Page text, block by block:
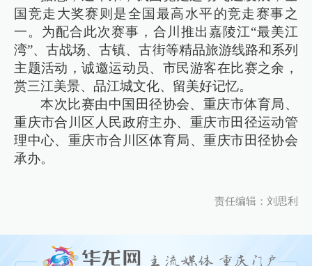
国竞走大奖赛则是全国最高水平的竞走赛事之
一。为配合此次赛事，合川推出嘉陵江“最美江
湾”、古战场、古镇、古街等精品旅游线路和系列
主题活动，诚邀运动员、市民游客在比赛之余，
赏三江美景、品江城文化、留美好记忆。
本次比赛由中国田径协会、重庆市体育局、
重庆市合川区人民政府主办、重庆市田径运动管
理中心、重庆市合川区体育局、重庆市田径协会
承办。
责任编辑：刘思利